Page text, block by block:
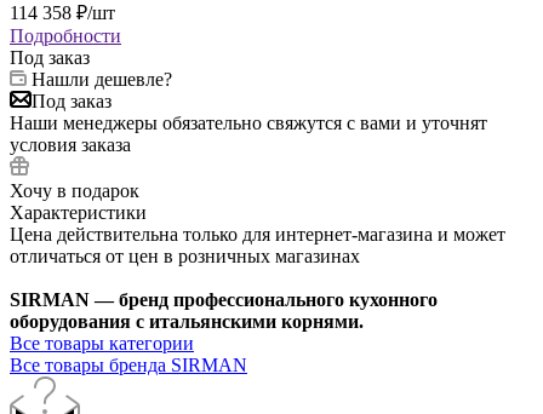
114 358 ₽/шт
Подробности
Под заказ
Нашли дешевле?
Под заказ
Наши менеджеры обязательно свяжутся с вами и уточнят
условия заказа
Хочу в подарок
Характеристики
Цена действительна только для интернет-магазина и может
отличаться от цен в розничных магазинах
SIRMAN — бренд профессионального кухонного
оборудования с итальянскими корнями.
Все товары категории
Все товары бренда SIRMAN